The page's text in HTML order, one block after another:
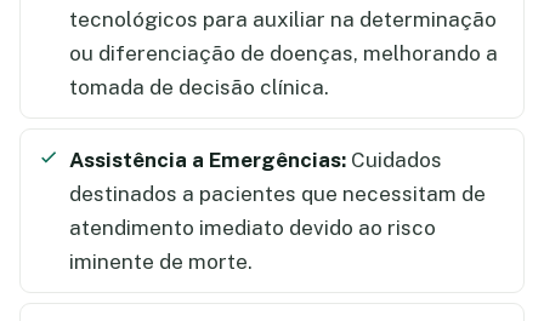
tecnológicos para auxiliar na determinação
ou diferenciação de doenças, melhorando a
tomada de decisão clínica.
Assistência a Emergências: Cuidados
destinados a pacientes que necessitam de
atendimento imediato devido ao risco
iminente de morte.